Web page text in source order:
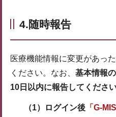
4.随時報告
医療機能情報に変更があっ
ください。なお、 基本情報
10日以内に報告してください
（1）ログイン後 「G-